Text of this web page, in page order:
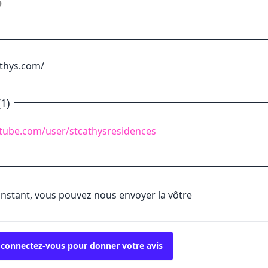
user/stcathysresidences
vous pouvez nous envoyer la vôtre
vous pour donner votre avis